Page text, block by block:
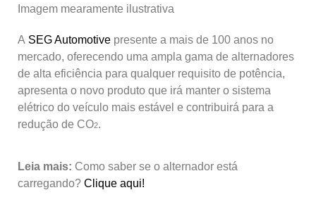
Imagem mearamente ilustrativa
A SEG Automotive presente a mais de 100 anos no
mercado, oferecendo uma ampla gama de alternadores
de alta eficiência para qualquer requisito de potência,
apresenta o novo produto que irá manter o sistema
elétrico do veículo mais estável e contribuirá para a
redução de CO2.
Leia mais: Como saber se o alternador está
carregando? Clique aqui!